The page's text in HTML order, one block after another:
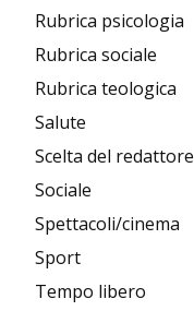
Rubrica psicologia
Rubrica sociale
Rubrica teologica
Salute
Scelta del redattore
Sociale
Spettacoli/cinema
Sport
Tempo libero